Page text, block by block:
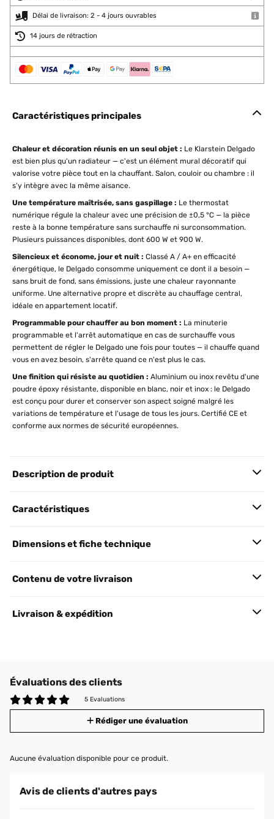
Délai de livraison: 2 - 4 jours ouvrables
14 jours de rétraction
Caractéristiques principales
Chaleur et décoration réunis en un seul objet : Le Klarstein Delgado
est bien plus qu'un radiateur — c'est un élément mural décoratif qui
valorise votre pièce tout en la chauffant. Salon, couloir ou chambre : il
s'y intègre avec la même aisance.
Une température maîtrisée, sans gaspillage : Le thermostat
numérique régule la chaleur avec une précision de ±0,5 °C — la pièce
reste à la bonne température sans surchauffe ni surconsommation.
Plusieurs puissances disponibles, dont 600 W et 900 W.
Silencieux et économe, jour et nuit : Classé A / A+ en efficacité
énergétique, le Delgado consomme uniquement ce dont il a besoin —
sans bruit de fond, sans émissions, juste une chaleur rayonnante
uniforme. Une alternative propre et discrète au chauffage central,
idéale en appartement locatif.
Programmable pour chauffer au bon moment : La minuterie
programmable et l'arrêt automatique en cas de surchauffe vous
permettent de régler le Delgado une fois pour toutes — il chauffe quand
vous en avez besoin, s'arrête quand ce n'est plus le cas.
Une finition qui résiste au quotidien : Aluminium ou inox revêtu d'une
poudre époxy résistante, disponible en blanc, noir et inox : le Delgado
est conçu pour durer et conserver son aspect soigné malgré les
variations de température et l'usage de tous les jours. Certifié CE et
conforme aux normes de sécurité européennes.
Description de produit
Caractéristiques
Dimensions et fiche technique
Contenu de votre livraison
Livraison & expédition
Évaluations des clients
5 Evaluations
Rédiger une évaluation
Aucune évaluation disponible pour ce produit.
Avis de clients d'autres pays